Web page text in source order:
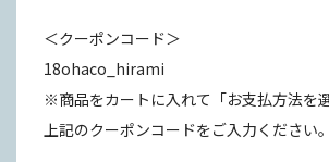
＜クーポンコード＞
18ohaco_hirami
※商品をカートに入れて「お支払方法を
上記のクーポンコードをご入力ください。